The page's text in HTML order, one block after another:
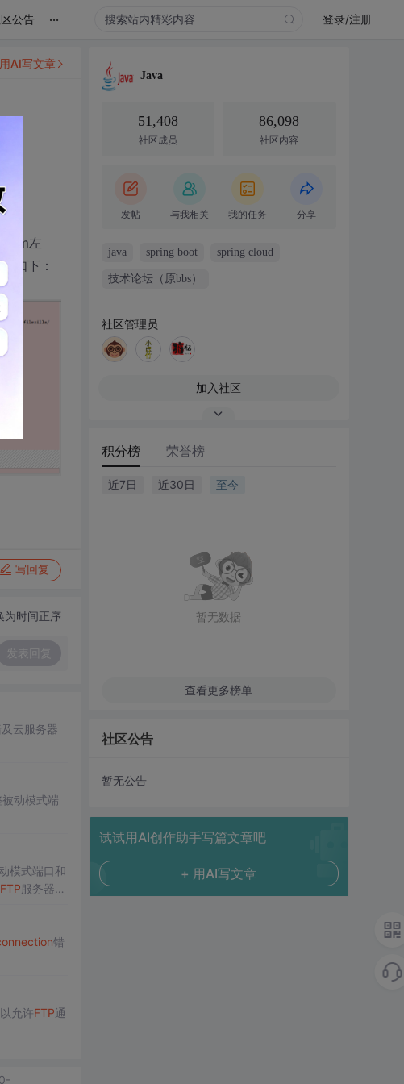
公告 ... 登录/注册
5m左
如下：
写回复
用AI写文章
为时间正序
发表回复
云服务器
动模式端
模式端口和
FTP服务器的
错
允许FTP通
Java
51,408
社区成员
86,098
社区内容
发帖 与我相关 我的任务 分享
java spring boot spring cloud
技术论坛（原bbs）
社区管理员
加入社区
积分榜 荣誉榜
近7日 近30日 至今
暂无数据
查看更多榜单
社区公告
暂无公告
试试用AI创作助手写篇文章吧
+ 用AI写文章